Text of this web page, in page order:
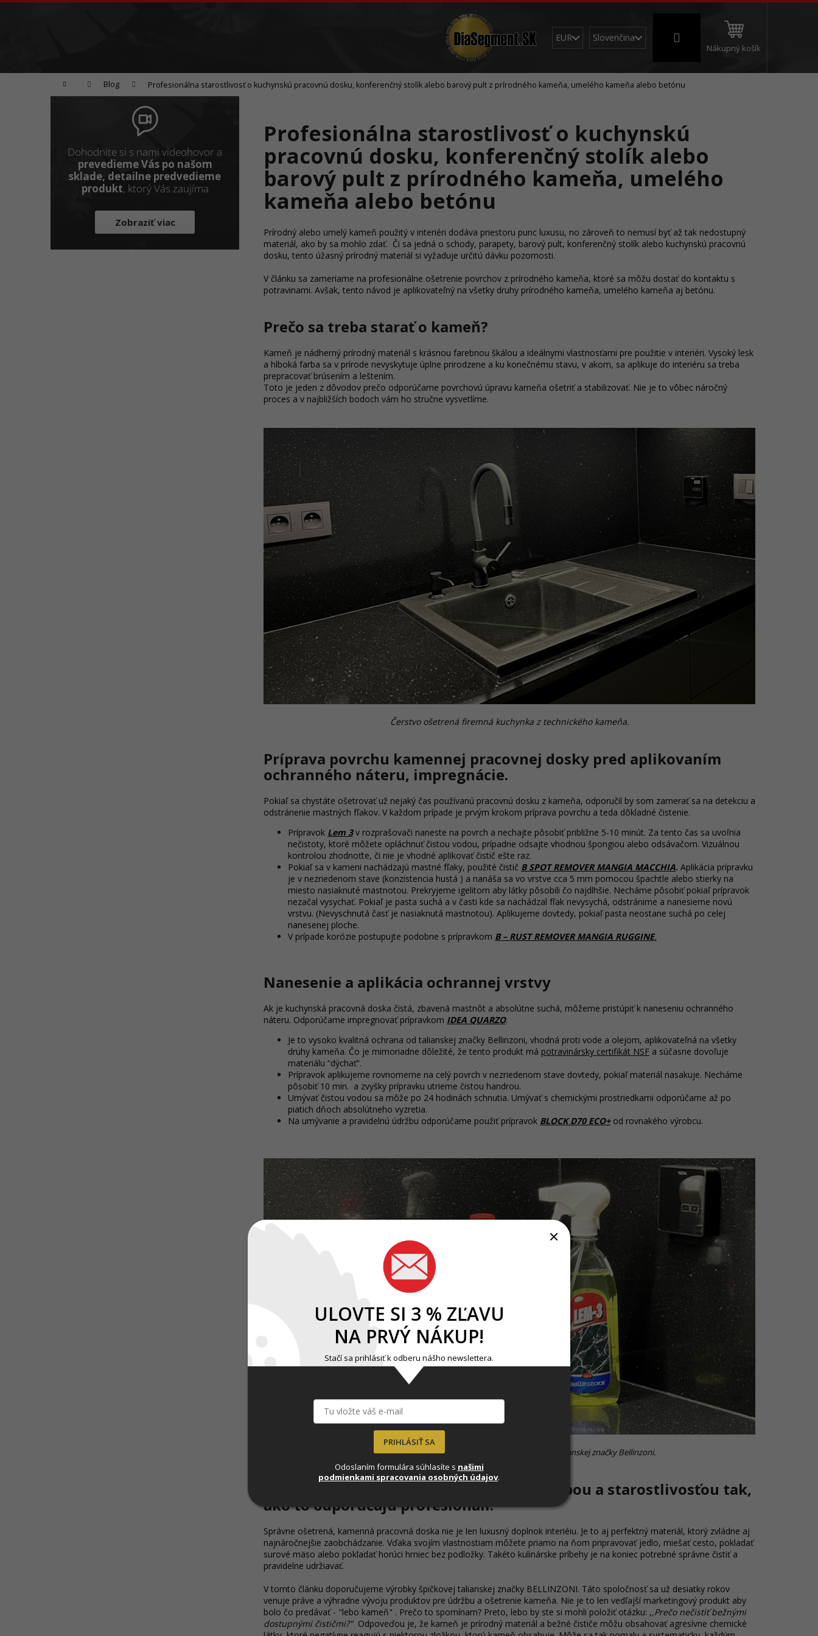
Prejsť
Brúsne telieska a sochárske nástroje
EUR Slovenčina Prihlásenie
Nákupný košík
Domov Blog Profesionálna starostlivosť o kuchynskú pracovnú dosku, konferenčný stolík alebo barový pult z prírodného kameňa, umelého kameňa alebo betónu
B
l
Dohodnite si s nami videohovor a
prevedieme Vás po našom
sklade, detailne predvedieme
produkt, ktorý Vás zaujíma
Zobraziť viac
Profesionálna starostlivosť o kuchynskú
pracovnú dosku, konferenčný stolík alebo
barový pult z prírodného kameňa, umelého
kameňa alebo betónu
Prírodný alebo umelý kameň použitý v interiéri dodáva priestoru punc luxusu, no zároveň to nemusí byť až tak nedostupný
materiál, ako by sa mohlo zdať. Či sa jedná o schody, parapety, barový pult, konferenčný stolík alebo kuchynskú pracovnú
dosku, tento úžasný prírodný materiál si vyžaduje určitú dávku pozornosti.
V článku sa zameriame na profesionálne ošetrenie povrchov z prírodného kameňa, ktoré sa môžu dostať do kontaktu s
potravinami. Avšak, tento návod je aplikovateľný na všetky druhy prírodného kameňa, umelého kameňa aj betónu.
Prečo sa treba starať o kameň?
Kameň je nádherný prírodný materiál s krásnou farebnou škálou a ideálnymi vlastnosťami pre použitie v interiéri. Vysoký lesk
a hlboká farba sa v prírode nevyskytuje úplne prirodzene a ku konečnému stavu, v akom, sa aplikuje do interiéru sa treba
prepracovať brúsením a leštením.
Toto je jeden z dôvodov prečo odporúčame povrchovú úpravu kameňa ošetriť a stabilizovať. Nie je to vôbec náročný
proces a v najbližších bodoch vám ho stručne vysvetlíme.
Čerstvo ošetrená firemná kuchynka z technického kameňa.
Príprava povrchu kamennej pracovnej dosky pred aplikovaním
ochranného náteru, impregnácie.
Pokiaľ sa chystáte ošetrovať už nejaký čas používanú pracovnú dosku z kameňa, odporučil by som zamerať sa na detekciu a
odstránenie mastných fľakov. V každom prípade je prvým krokom príprava povrchu a teda dôkladné čistenie.
Prípravok Lem 3v rozprašovači naneste na povrch a nechajte pôsobiť približne 5-10 minút. Za tento čas sa uvoľnia
nečistoty, ktoré môžete opláchnuť čistou vodou, prípadne odsajte vhodnou špongiou alebo odsávačom. Vizuálnou
kontrolou zhodnoťte, či nie je vhodné aplikovať čistič ešte raz.
Pokiaľ sa v kameni nachádzajú mastné fľaky, použité čistič B SPOT REMOVER MANGIA MACCHIA. Aplikácia prípravku
je v nezriedenom stave (konzistencia hustá ) a nanáša sa vo vrstve cca 5 mm pomocou špachtle alebo stierky na
miesto nasiaknuté mastnotou. Prekryjeme igelitom aby látky pôsobili čo najdlhšie. Necháme pôsobiť pokiaľ prípravok
nezačal vysychať. Pokiaľ je pasta suchá a v časti kde sa nachádzal fľak nevysychá, odstránime a nanesieme novú
vrstvu. (Nevyschnutá časť je nasiaknutá mastnotou). Aplikujeme dovtedy, pokiaľ pasta neostane suchá po celej
nanesenej ploche.
V prípade korózie postupujte podobne s prípravkom B – RUST REMOVER MANGIA RUGGINE.
Nanesenie a aplikácia ochrannej vrstvy
Ak je kuchynská pracovná doska čistá, zbavená mastnôt a absolútne suchá, môžeme pristúpiť k naneseniu ochranného
náteru. Odporúčame impregnovať prípravkom IDEA QUARZO.
Je to vysoko kvalitná ochrana od talianskej značky Bellinzoni, vhodná proti vode a olejom, aplikovateľná na všetky
druhy kameňa. Čo je mimoriadne dôležité, že tento produkt má potravinársky certifikát NSF a súčasne dovoľuje
materiálu “dýchať“.
Prípravok aplikujeme rovnomerne na celý povrch v nezriedenom stave dovtedy, pokiaľ materiál nasakuje. Necháme
pôsobiť 10 min. a zvyšky prípravku utrieme čistou handrou.
Umývať čistou vodou sa môže po 24 hodinách schnutia. Umývať s chemickými prostriedkami odporúčame až po
piatich dňoch absolútneho vyzretia.
Na umývanie a pravidelnú údržbu odporúčame použiť prípravok BLOCK D70 ECO+od rovnakého výrobcu.
Profesionálne prípravky na čistenie a impregnáciu od talianskej značky Bellinzoni.
Udržujte krásu kameňa pravidelnou údržbou a starostlivosťou tak,
ako to odporúčajú profesionáli.
Správne ošetrená, kamenná pracovná doska nie je len luxusný doplnok interiéiu. Je to aj perfektný materiál, ktorý zvládne aj
najnáročnejšie zaobchádzanie. Vďaka svojím vlastnostiam môžete priamo na ňom pripravovať jedlo, miešať cesto, pokladať
surové mäso alebo pokladať horúci hrniec bez podložky. Takéto kulinárske príbehy je na koniec potrebné správne čistiť a
pravidelne udržiavať.
V tomto článku doporučujeme výrobky špičkovej talianskej značky BELLINZONI. Táto spoločnosť sa už desiatky rokov
venuje práve a výhradne vývoju produktov pre údržbu a ošetrenie kameňa. Nie je to len vedľajší marketingový produkt aby
bolo čo predávať - "lebo kameň" . Prečo to spomínam? Preto, lebo by ste si mohli položiť otázku: ,,Prečo nečistiť bežnými
dostupnými čističmi?"Odpoveďou je, že kameň je prírodný materiál a bežné čističe môžu obsahovať agresívne chemické
K
k
Odporúčame
ULOVTE SI 3 % ZĽAVU
NA PRVÝ NÁKUP!
Stačí sa prihlásiť k odberu nášho newslettera.
PRIHLÁSIŤ SA
Odoslaním formulára súhlasíte s našimi
podmienkami spracovania osobných údajov.